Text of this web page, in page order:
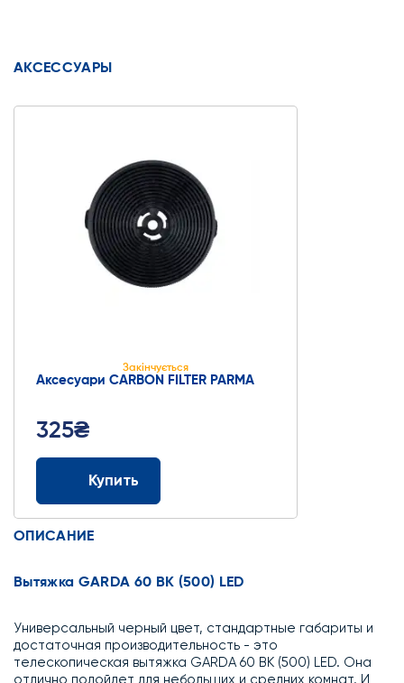
АКСЕССУАРЫ
Закінчується
Аксесуари СARBON FILTER PARMA
325₴
Купить
ОПИСАНИЕ
Вытяжка GARDA 60 BK (500) LED
Универсальный черный цвет, стандартные габариты и
достаточная производительность - это
телескопическая вытяжка GARDA 60 BK (500) LED. Она
отлично подойдет для небольших и средних комнат. И